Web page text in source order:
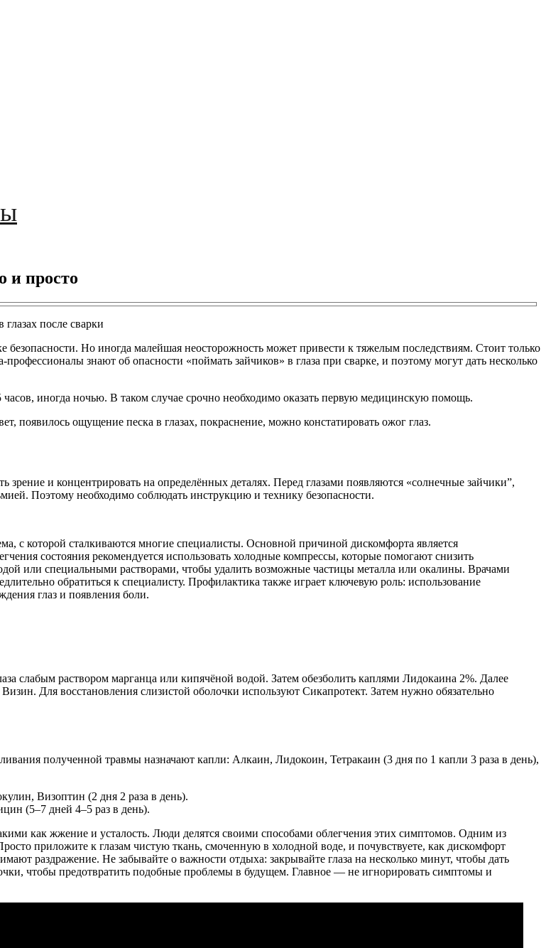
и просто
Но иногда малейшая неосторожность может привести к тяжелым последствиям. Стоит только
знают об опасности «поймать зайчиков» в глаза при сварке, и поэтому могут дать несколько
часов, иногда ночью. В таком случае срочно необходимо оказать первую медицинскую помощь.
появилось ощущение песка в глазах, покраснение, можно констатировать ожог глаз.
и концентрировать на определённых деталях. Перед глазами появляются «солнечные зайчики”,
Поэтому необходимо соблюдать инструкцию и технику безопасности.
с которой сталкиваются многие специалисты. Основной причиной дискомфорта является
состояния рекомендуется использовать холодные компрессы, которые помогают снизить
или специальными растворами, чтобы удалить возможные частицы металла или окалины. Врачами
обратиться к специалисту. Профилактика также играет ключевую роль: использование
глаз и появления боли.
слабым раствором марганца или кипячёной водой. Затем обезболить каплями Лидокаина 2%. Далее
Для восстановления слизистой оболочки используют Сикапротект. Затем нужно обязательно
полученной травмы назначают капли: Алкаин, Лидокоин, Тетракаин (3 дня по 1 капли 3 раза в день),
Визоптин (2 дня 2 раза в день).
(5–7 дней 4–5 раз в день).
как жжение и усталость. Люди делятся своими способами облегчения этих симптомов. Одним из
приложите к глазам чистую ткань, смоченную в холодной воде, и почувствуете, как дискомфорт
раздражение. Не забывайте о важности отдыха: закрывайте глаза на несколько минут, чтобы дать
чтобы предотвратить подобные проблемы в будущем. Главное — не игнорировать симптомы и